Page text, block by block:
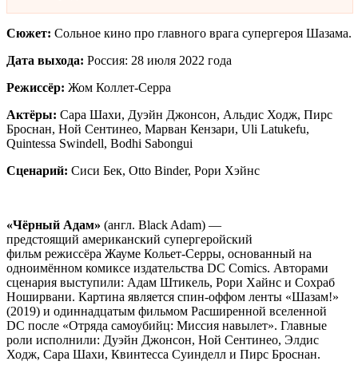
Сюжет: Сольное кино про главного врага супергероя Шазама.
Дата выхода: Россия: 28 июля 2022 года
Режиссёр: Жом Коллет-Серра
Актёры: Сара Шахи, Дуэйн Джонсон, Альдис Ходж, Пирс
Броснан, Ной Сентинео, Марван Кензари, Uli Latukefu,
Quintessa Swindell, Bodhi Sabongui
Сценарий: Сиси Бек, Otto Binder, Рори Хэйнс
«Чёрный Адам» (англ. Black Adam) —
предстоящий американский супергеройский
фильм режиссёра Жауме Кольет-Серры, основанный на
одноимённом комиксе издательства DC Comics. Авторами
сценария выступили: Адам Штикель, Рори Хайнс и Сохраб
Ноширвани. Картина является спин-оффом ленты «Шазам!»
(2019) и одиннадцатым фильмом Расширенной вселенной
DC после «Отряда самоубийц: Миссия навылет». Главные
роли исполнили: Дуэйн Джонсон, Ной Сентинео, Элдис
Ходж, Сара Шахи, Квинтесса Суинделл и Пирс Броснан.